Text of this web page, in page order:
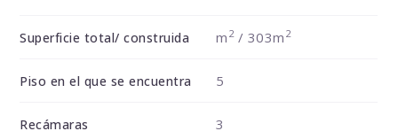
Superficie total/ construida m 2/ 303m 2
Piso en el que se encuentra 5
Recámaras 3